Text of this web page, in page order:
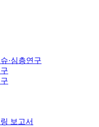
·심층연구
보고서